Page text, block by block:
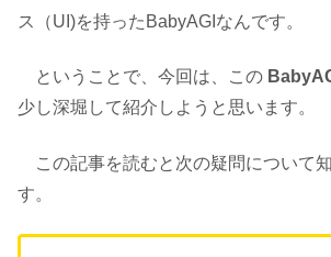
ス（UI)を持ったBabyAGIなんです。
ということで、今回は、この
少し深堀して紹介しようと思います。
この記事を読むと次の疑問について
す。